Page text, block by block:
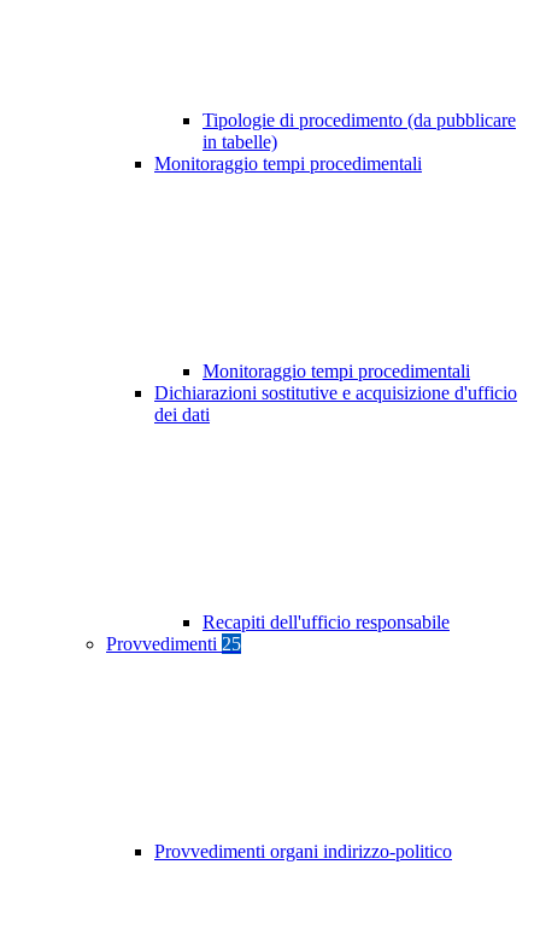
Tipologie di procedimento (da pubblicare
in tabelle)
Monitoraggio tempi procedimentali
Monitoraggio tempi procedimentali
Dichiarazioni sostitutive e acquisizione d'ufficio
dei dati
Recapiti dell'ufficio responsabile
Provvedimenti 25
Provvedimenti organi indirizzo-politico